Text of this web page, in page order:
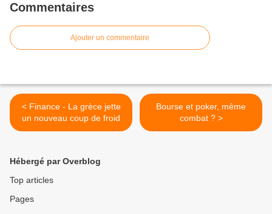
Commentaires
Ajouter un commentaire
< Finance - La grèce jette
un nouveau coup de froid
Bourse et poker, même
combat ? >
Hébergé par Overblog
Top articles
Pages